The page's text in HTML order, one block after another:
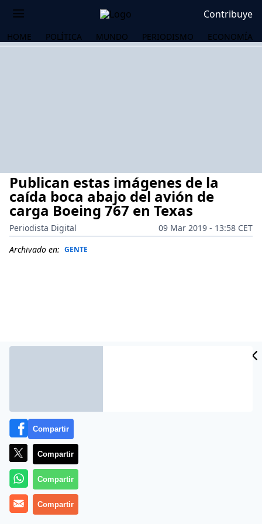
Contribuye
HOME POLÍTICA MUNDO PERIODISMO ECONOMÍA
Publican estas imágenes de la
caída boca abajo del avión de
carga Boeing 767 en Texas
Periodista Digital
09 Mar 2019 - 13:58 CET
Archivado en: GENTE
Más información
Compartir
Compartir
Compartir
Compartir